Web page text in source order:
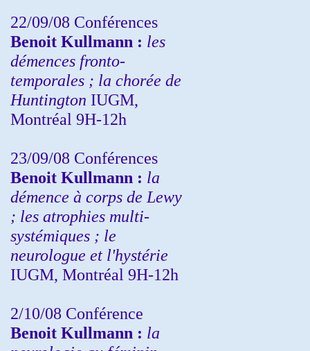
22/09/08 Conférences
Benoit Kullmann : les
démences fronto-
temporales ; la chorée de
Huntington IUGM,
Montréal 9H-12h
23/09/08 Conférences
Benoit Kullmann : la
démence à corps de Lewy
; les atrophies multi-
systémiques ; le
neurologue et l'hystérie
IUGM, Montréal 9H-12h
2/10/08 Conférence
Benoit Kullmann : la